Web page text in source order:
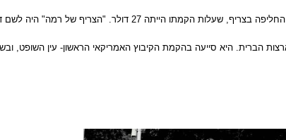
בארץ התיישבה לינדהיים בקיבוץ משמר העמק, ואת אחוזת הענק, שבה
הברית. היא סייעה בהקמת הקיבוץ האמריקאי הראשון- עין